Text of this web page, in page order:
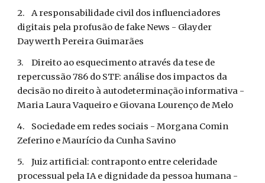
2.
A responsabilidade civil dos influenciadores
digitais pela profusão de fake News - Glayder
Daywerth Pereira Guimarães
3.
Direito ao esquecimento através da tese de
repercussão 786 do STF: análise dos impactos da
decisão no direito à autodeterminação informativa -
Maria Laura Vaqueiro e Giovana Lourenço de Melo
4.
Sociedade em redes sociais - Morgana Comin
Zeferino e Maurício da Cunha Savino
5.
Juiz artificial: contraponto entre celeridade
processual pela IA e dignidade da pessoa humana -